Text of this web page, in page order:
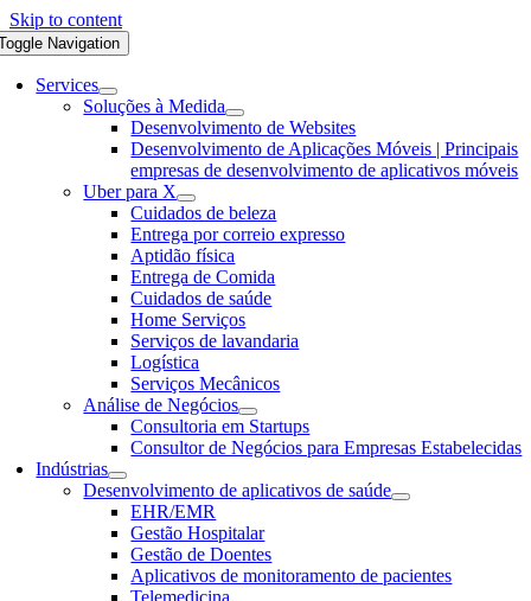
Skip to content
Navigation
Services
Soluções à Medida
Desenvolvimento de Websites
Desenvolvimento de Aplicações Móveis | Principais
empresas de desenvolvimento de aplicativos móveis
Uber para X
Cuidados de beleza
Entrega por correio expresso
Aptidão física
Entrega de Comida
Cuidados de saúde
Home Serviços
Serviços de lavandaria
Logística
Serviços Mecânicos
Análise de Negócios
Consultoria em Startups
Consultor de Negócios para Empresas Estabelecidas
Indústrias
Desenvolvimento de aplicativos de saúde
EHR/EMR
Gestão Hospitalar
Gestão de Doentes
Aplicativos de monitoramento de pacientes
Telemedicina